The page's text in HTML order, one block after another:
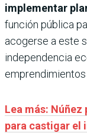
implementar
función pública
acogerse a este
independencia
Lea más:
para castigar el